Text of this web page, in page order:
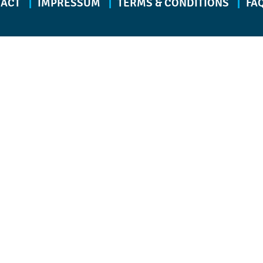
IMPRESSUM TERMS & CONDITIONS